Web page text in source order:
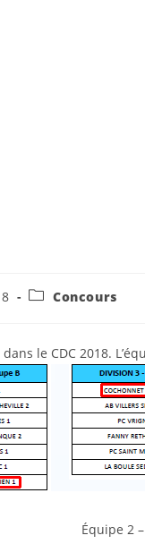
PostConcours
le CDC 2018.
Équipe 2